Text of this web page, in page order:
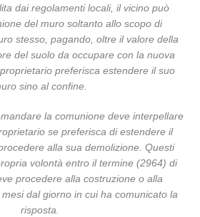
dai regolamenti locali, il vicino può
del muro soltanto allo scopo di
stesso, pagando, oltre il valore della
del suolo da occupare con la nuova
preferisca estendere il suo
sino al confine.
la comunione deve interpellare
se preferisca di estendere il
alla sua demolizione. Questi
volontà entro il termine (2964) di
procedere alla costruzione o alla
dal giorno in cui ha comunicato la
risposta.